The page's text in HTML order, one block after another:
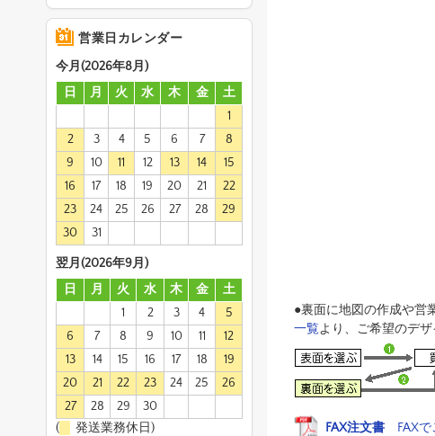
●裏面に地図の作成や営
一覧より、ご希望のデ
FAX注文書 FAXで
営業日カレンダー
今月(2026年8月)
日
月 火 水 木 金
土
1
2
3 4 5 6 7
8
9
10 11 12 13 14
15
16
17 18 19 20 21
22
23
24 25 26 27 28
29
30
31
翌月(2026年9月)
日
月 火 水 木 金
土
1
2 3 4
5
6
7 8 9 10 11
12
13
14 15 16 17 18
19
20
21 22 23 24 25
26
27
28 29
30
(
発送業務休日)